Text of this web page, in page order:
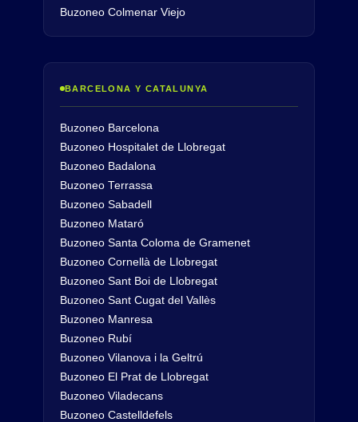
Buzoneo Colmenar Viejo
BARCELONA Y CATALUNYA
Buzoneo Barcelona
Buzoneo Hospitalet de Llobregat
Buzoneo Badalona
Buzoneo Terrassa
Buzoneo Sabadell
Buzoneo Mataró
Buzoneo Santa Coloma de Gramenet
Buzoneo Cornellà de Llobregat
Buzoneo Sant Boi de Llobregat
Buzoneo Sant Cugat del Vallès
Buzoneo Manresa
Buzoneo Rubí
Buzoneo Vilanova i la Geltrú
Buzoneo El Prat de Llobregat
Buzoneo Viladecans
Buzoneo Castelldefels